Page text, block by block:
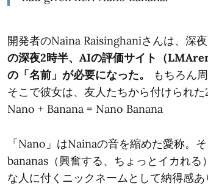
開発者のNaina Raisinghaniさんは、深
の深夜2時半、AIの評価サイト（
の「名前」が必要になった。
もちろん
そこで彼女は、友人たちから付けられ
Nano + Banana = Nano Banana
「Nano」はNainaの音を縮めた愛称。
bananas（興奮する、ちょっとイカれ
な人に付くニックネームとして納得感あ